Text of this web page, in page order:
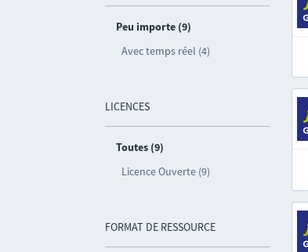
Peu importe (9)
Avec temps réel (4)
LICENCES
Toutes (9)
Licence Ouverte (9)
FORMAT DE RESSOURCE